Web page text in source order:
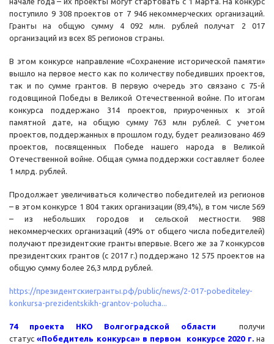
поступило 9 308 проектов от 7 946 некоммерческих организаций.
Гранты на общую сумму 4 092 млн. рублей получат 2 017
организаций из всех 85 регионов страны.
В этом конкурсе направление «Сохранение исторической памяти»
вышло на первое место как по количеству победивших проектов,
так и по сумме грантов. В первую очередь это связано с 75-й
годовщиной Победы в Великой Отечественной войне. По итогам
конкурса поддержано 314 проектов, приуроченных к этой
памятной дате, на общую сумму 763 млн рублей. С учетом
проектов, поддержанных в прошлом году, будет реализовано 469
проектов, посвященных Победе нашего народа в Великой
Отечественной войне. Общая сумма поддержки составляет более
1 млрд. рублей.
Продолжает увеличиваться количество победителей из регионов
– в этом конкурсе 1 804 таких организации (89,4%), в том числе 569
– из небольших городов и сельской местности. 988
некоммерческих организаций (49% от общего числа победителей)
получают президентские гранты впервые. Всего же за 7 конкурсов
президентских грантов (с 2017 г.) поддержано 12 575 проектов на
общую сумму более 26,3 млрд рублей.
https://президентскиегранты.рф/public/news/2-017-pobediteley-
konkursa-prezidentskikh-grantov-polucha...
74 проекта НКО Волгоградской области получи
статус«Победитель конкурса» в первом конкурсе 2020 г.на